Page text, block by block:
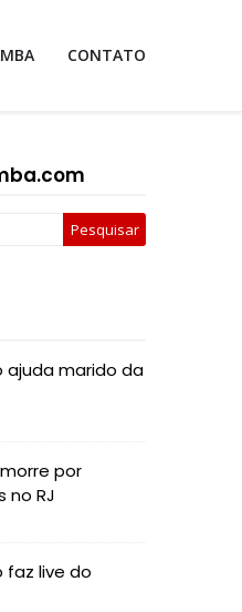
CONTATO
ajuda marido da
por
no RJ
faz live do